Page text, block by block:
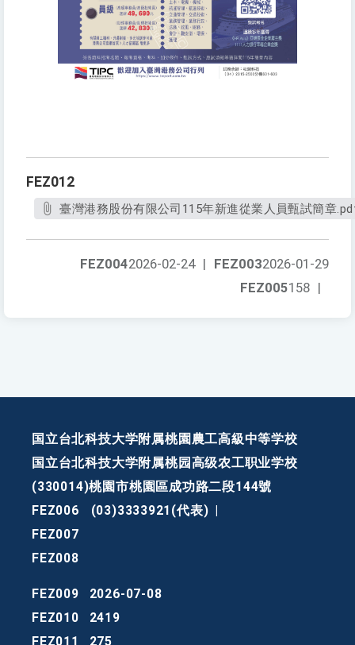
FEZ012
臺灣港務股份有限公司115年新進從業人員甄試簡章
FEZ0032026-01-29
FEZ0042026-02-24 |
FEZ005158 |
国立台北科技大学附属桃園農工高級中等学校
国立台北科技大学附属桃园高级农工职业学校
(330014)桃園市桃園區成功路二段144號
FEZ006
(03)3333921(代表) |
FEZ007
FEZ008
FEZ009
2026-07-08
FEZ010
2419
FEZ011
275